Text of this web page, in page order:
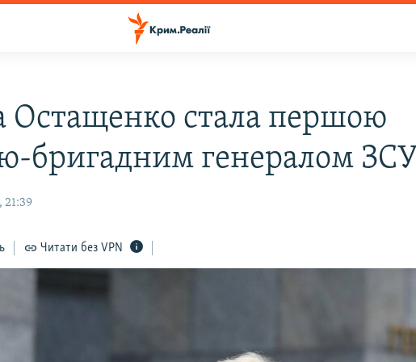
Остащенко стала першою
бригадним генералом ЗСУ
21:39
Читати без VPN